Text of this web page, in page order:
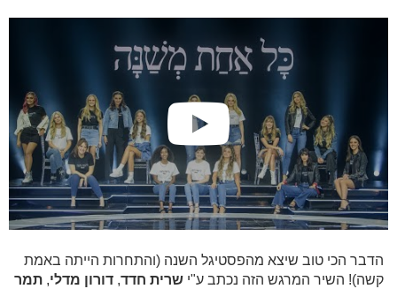
הדבר הכי טוב שיצא מהפסטיגל השנה (והתחרות הייתה באמת
קשה)! השיר המרגש הזה נכתב ע"י שרית חדד, דורון מדלי, תמר